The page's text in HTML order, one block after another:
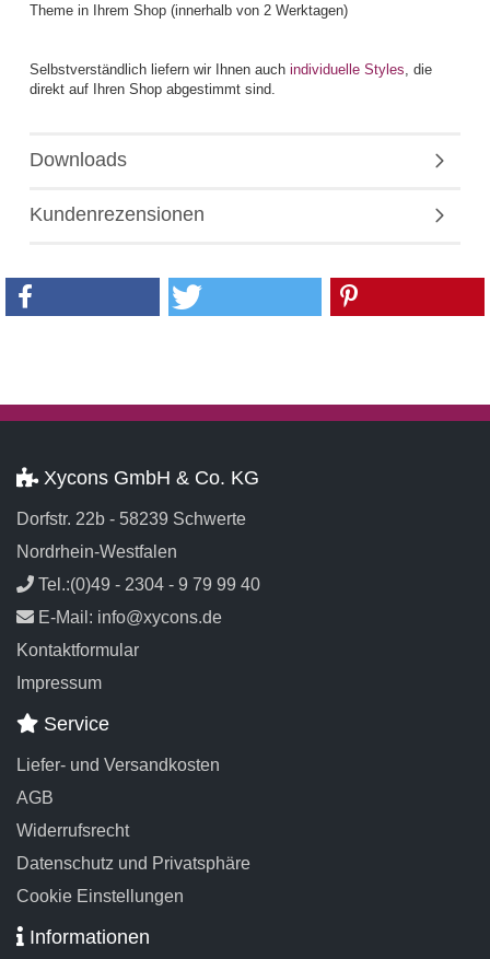
Theme in Ihrem Shop (innerhalb von 2 Werktagen)
Selbstverständlich liefern wir Ihnen auch individuelle Styles, die
direkt auf Ihren Shop abgestimmt sind.
Downloads
Kundenrezensionen
Xycons GmbH & Co. KG
Dorfstr. 22b - 58239 Schwerte
Nordrhein-Westfalen
Tel.:(0)49 - 2304 - 9 79 99 40
E-Mail: info@xycons.de
Kontaktformular
Impressum
Service
Liefer- und Versandkosten
AGB
Widerrufsrecht
Datenschutz und Privatsphäre
Cookie Einstellungen
Informationen